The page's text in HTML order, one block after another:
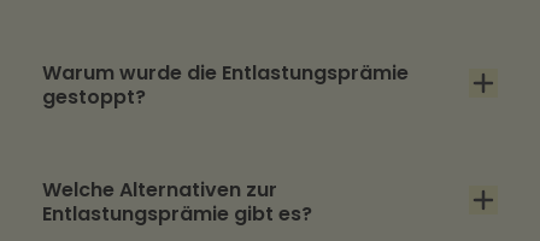
sozialabgabenfreie Sonderzahlung von bis zu
1.000 Euro pro Mitarbeitendem.
Warum wurde die Entlastungsprämie
gestoppt?
Steuerausfälle von rund 2,8 Milliarden Euro,
Welche Alternativen zur
Entlastungsprämie gibt es?